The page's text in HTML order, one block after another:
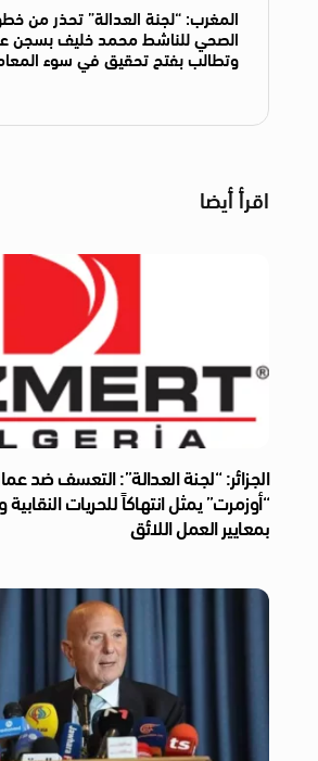
المغرب: “لجنة العدالة” تحذر من
الصحي للناشط محمد خليف بسجن
وتطالب بفتح تحقيق في سوء
اقرأ أيضا
الجزائر: “لجنة العدالة”: التعسف ضد
“أوزمرت” يمثل انتهاكاً للحريات
بمعايير العمل اللائق